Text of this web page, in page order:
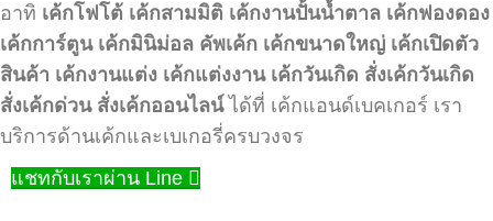
อาทิ เค้กโฟโต้ เค้กสามมิติ เค้กงานปั้นน้ำตาล เค้กฟองดอง
เค้กการ์ตูน เค้กมินิม่อล คัพเค้ก เค้กขนาดใหญ่ เค้กเปิดตัว
สินค้า เค้กงานแต่ง เค้กแต่งงาน เค้กวันเกิด สั่งเค้กวันเกิด
สั่งเค้กด่วน สั่งเค้กออนไลน์ได้ที่ เค้กแอนด์เบคเกอร์ เรา
บริการด้านเค้กและเบเกอรี่ครบวงจร
แชทกับเราผ่าน Line